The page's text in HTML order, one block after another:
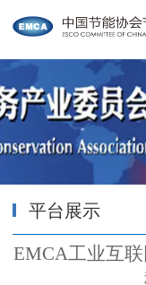
平台展示
EMCA工业互